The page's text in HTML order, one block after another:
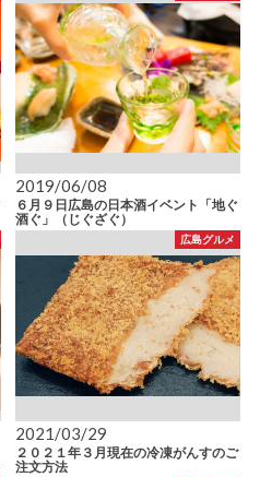
2019/06/08
６月９日広島の日本酒イベント「地ぐ
酒ぐ」（じぐざぐ）
広島グルメ
2021/03/29
２０２１年３月現在の冷凍がんすのご
注文方法